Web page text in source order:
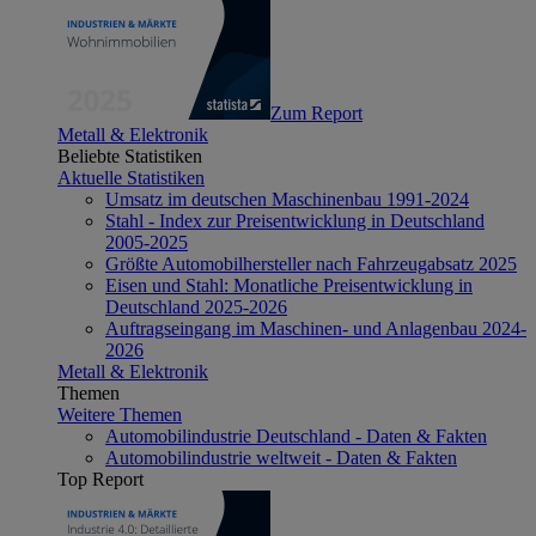
Zum Report
Metall & Elektronik
Beliebte Statistiken
Aktuelle Statistiken
Umsatz im deutschen Maschinenbau 1991-2024
Stahl - Index zur Preisentwicklung in Deutschland
2005-2025
Größte Automobilhersteller nach Fahrzeugabsatz 2025
Eisen und Stahl: Monatliche Preisentwicklung in
Deutschland 2025-2026
Auftragseingang im Maschinen- und Anlagenbau 2024-
2026
Metall & Elektronik
Themen
Weitere Themen
Automobilindustrie Deutschland - Daten & Fakten
Automobilindustrie weltweit - Daten & Fakten
Top Report